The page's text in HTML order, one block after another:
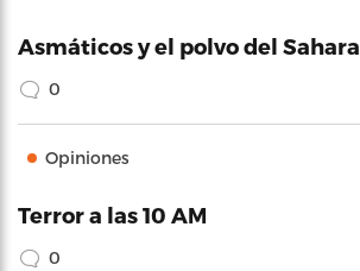
Asmáticos y el polvo del Sahara
0
Opiniones
Terror a las 10 AM
0